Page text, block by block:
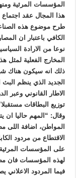
المؤسسات المرئية
هذا المجال عقد
طرح موضوع هذه
الكافي باعتبار ان
نوعا من الارادة
المخارج الفعلية لمثل
ذلك انه سيكون هناك
الجديد الذي ينظم
الاطار القانوني وعبر
توزيع البطاقات
وقال: “المهم حاليا ان
المواطن، اضافة اللى
الاقتطاع من مردود
على المؤسسات
فيما المردود الاعلاني يصل ال 40 مليون دولار